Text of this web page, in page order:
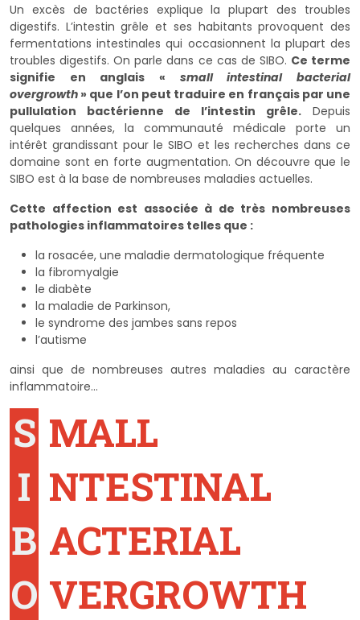
Un excès de bactéries explique la plupart des troubles
digestifs. L’intestin grêle et ses habitants provoquent des
fermentations intestinales qui occasionnent la plupart des
troubles digestifs. On parle dans ce cas de SIBO. Ce terme
signifie en anglais « small intestinal bacterial
overgrowth » que l’on peut traduire en français par une
pullulation bactérienne de l’intestin grêle. Depuis
quelques années, la communauté médicale porte un
intérêt grandissant pour le SIBO et les recherches dans ce
domaine sont en forte augmentation. On découvre que le
SIBO est à la base de nombreuses maladies actuelles.
Cette affection est associée à de très nombreuses
pathologies inflammatoires telles que :
la rosacée, une maladie dermatologique fréquente
la fibromyalgie
le diabète
la maladie de Parkinson,
le syndrome des jambes sans repos
l’autisme
ainsi que de nombreuses autres maladies au caractère
inflammatoire…
S MALL
I NTESTINAL
B ACTERIAL
O VERGROWTH